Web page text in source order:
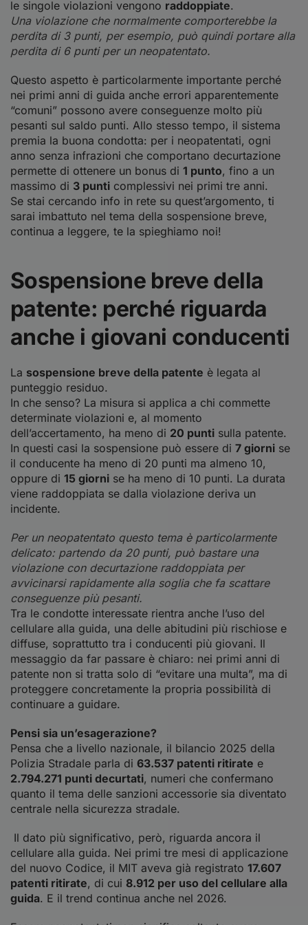
le singole violazioni vengono raddoppiate.
Una violazione che normalmente comporterebbe la
perdita di 3 punti, per esempio, può quindi portare alla
perdita di 6 punti per un neopatentato.
Questo aspetto è particolarmente importante perché
nei primi anni di guida anche errori apparentemente
“comuni” possono avere conseguenze molto più
pesanti sul saldo punti. Allo stesso tempo, il sistema
premia la buona condotta: per i neopatentati, ogni
anno senza infrazioni che comportano decurtazione
permette di ottenere un bonus di 1 punto, fino a un
massimo di 3 punti complessivi nei primi tre anni.
Se stai cercando info in rete su quest’argomento, ti
sarai imbattuto nel tema della sospensione breve,
continua a leggere, te la spieghiamo noi!
Sospensione breve della
patente: perché riguarda
anche i giovani conducenti
La sospensione breve della patente è legata al
punteggio residuo.
In che senso? La misura si applica a chi commette
determinate violazioni e, al momento
dell’accertamento, ha meno di 20 punti sulla patente.
In questi casi la sospensione può essere di 7 giorni se
il conducente ha meno di 20 punti ma almeno 10,
oppure di 15 giorni se ha meno di 10 punti. La durata
viene raddoppiata se dalla violazione deriva un
incidente.
Per un neopatentato questo tema è particolarmente
delicato: partendo da 20 punti, può bastare una
violazione con decurtazione raddoppiata per
avvicinarsi rapidamente alla soglia che fa scattare
conseguenze più pesanti.
Tra le condotte interessate rientra anche l’uso del
cellulare alla guida, una delle abitudini più rischiose e
diffuse, soprattutto tra i conducenti più giovani. Il
messaggio da far passare è chiaro: nei primi anni di
patente non si tratta solo di “evitare una multa”, ma di
proteggere concretamente la propria possibilità di
continuare a guidare.
Pensi sia un’esagerazione?
Pensa che a livello nazionale, il bilancio 2025 della
Polizia Stradale parla di 63.537 patenti ritirate e
2.794.271 punti decurtati, numeri che confermano
quanto il tema delle sanzioni accessorie sia diventato
centrale nella sicurezza stradale.
Il dato più significativo, però, riguarda ancora il
cellulare alla guida. Nei primi tre mesi di applicazione
del nuovo Codice, il MIT aveva già registrato 17.607
patenti ritirate, di cui 8.912 per uso del cellulare alla
guida. E il trend continua anche nel 2026.